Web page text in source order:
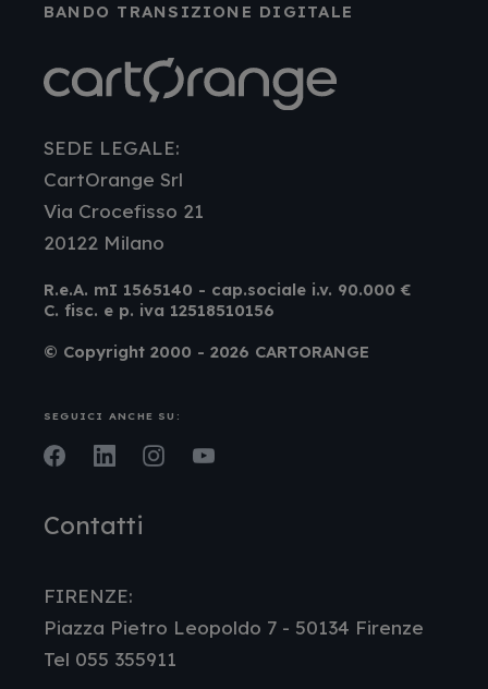
BANDO TRANSIZIONE DIGITALE
SEDE LEGALE:
CartOrange Srl
Via Crocefisso 21
20122 Milano
R.e.A. mI 1565140 - cap.sociale i.v. 90.000 €
C. fisc. e p. iva 12518510156
© Copyright 2000 - 2026 CARTORANGE
SEGUICI ANCHE SU:
Facebook
LinkedInInstagram
Contatti
FIRENZE:
Piazza Pietro Leopoldo 7 - 50134 Firenze
Tel 055 355911